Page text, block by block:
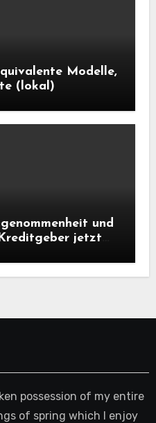
Modelle,
(lokal)
und
jetzt
possession of my entire
of spring which I enjoy